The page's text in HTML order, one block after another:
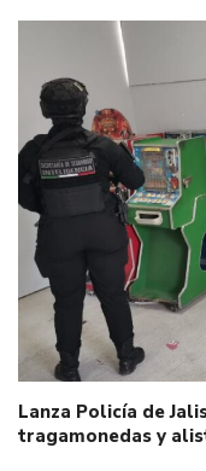
Lanza Policía de
tragamonedas y